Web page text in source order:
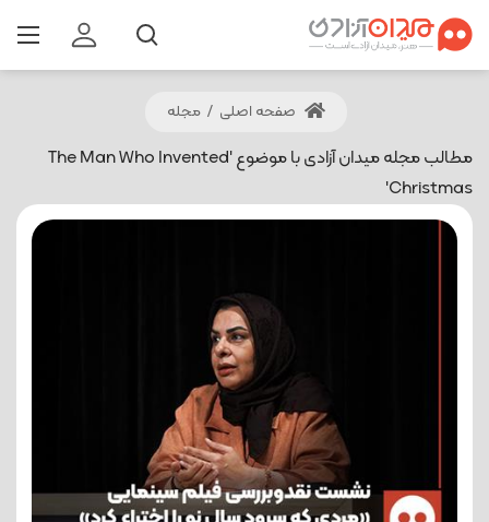
صفحه اصلی / مجله
مطالب مجله میدان آزادی با موضوع 'The Man Who Invented
Christmas'